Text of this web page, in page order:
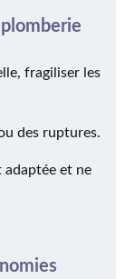
fragiliser les
des ruptures.
adaptée et ne